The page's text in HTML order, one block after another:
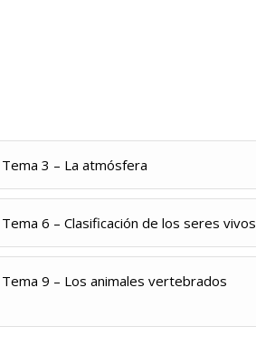
3 – La atmósfera
6 – Clasificación de los seres vivos
9 – Los animales vertebrados